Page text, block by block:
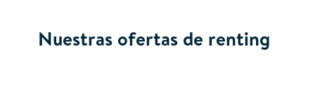
Nuestras ofertas de renting